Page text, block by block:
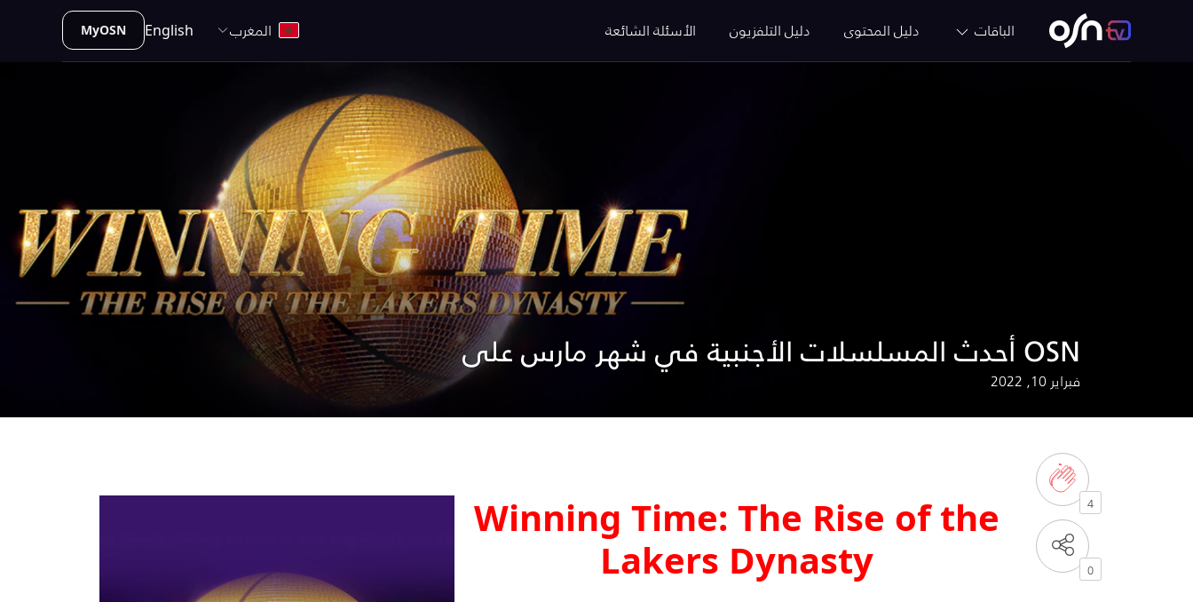
الباقات دليل المحتوى دليل التلفزيون الأسئلة الشائعة المغرب English
MyOSN
أحدث المسلسلات الأجنبية في شهر مارس على OSN
فبراير 10, 2022
4
0
Winning Time: The Rise of the
Lakers Dynasty